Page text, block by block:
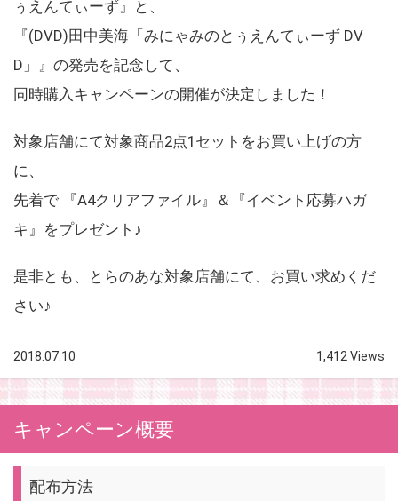
ぅえんてぃーず』と、
『(DVD)田中美海「みにゃみのとぅえんてぃーず DV
D」』の発売を記念して、
同時購入キャンペーンの開催が決定しました！
対象店舗にて対象商品2点1セットをお買い上げの方
に、
先着で 『A4クリアファイル』＆『イベント応募ハガ
キ』をプレゼント♪
是非とも、とらのあな対象店舗にて、お買い求めくだ
さい♪
2018.07.10 1,412 Views
キャンペーン概要
配布方法